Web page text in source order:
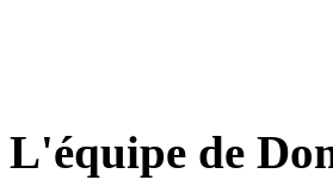
L'équipe de